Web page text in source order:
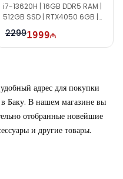
i7-13620H | 16GB DDR5 RAM |
512GB SSD | RTX4050 6GB |
15.6″ FHD | 144Hz | Win11 |
TI0134
22991999
адрес для покупки
Баку. В нашем магазине вы
отобранные новейшие
и другие товары.